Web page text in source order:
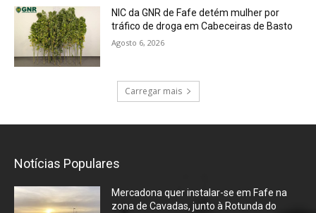
NIC da GNR de Fafe detém mulher por
tráfico de droga em Cabeceiras de Basto
Agosto 6, 2026
Carregar mais
Notícias Populares
Mercadona quer instalar-se em Fafe na
zona de Cavadas, junto à Rotunda do